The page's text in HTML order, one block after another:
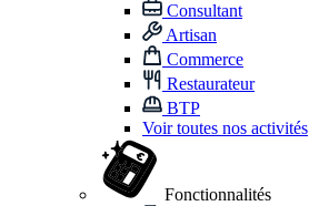
Consultant
Artisan
Commerce
Restaurateur
BTP
Voir toutes nos activités
Fonctionnalités